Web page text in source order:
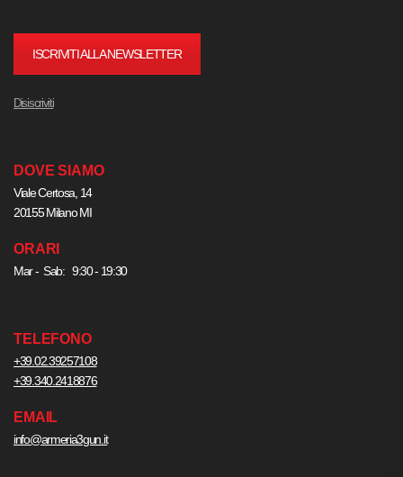
ISCRIVITI ALLA NEWSLETTER
Disiscriviti
DOVE SIAMO
Viale Certosa, 14
20155 Milano MI
ORARI
Mar - Sab: 9:30 - 19:30
TELEFONO
+39.02.39257108
+39.340.2418876
EMAIL
info@armeria3gun.it